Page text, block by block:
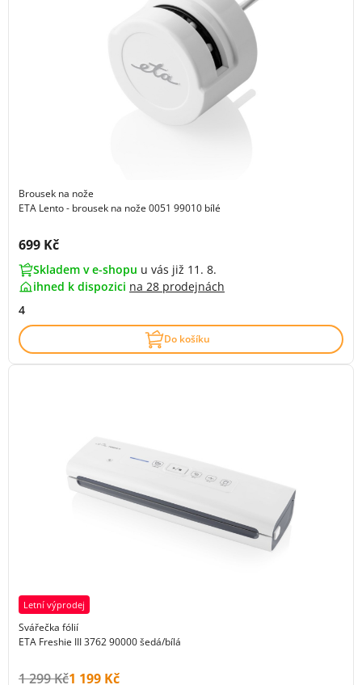
Brousek na nože
ETA Lento - brousek na nože 0051 99010 bílé
Cena s DPH:
699 Kč
Skladem v e-shopu u vás již 11. 8.
ihned k dispozici na 28 prodejnách
4
Do košíku
Letní výprodej
Svářečka fólií
ETA Freshie III 3762 90000 šedá/bílá
Původní cena s DPH:
1 299 KčCena s DPH:
1 199 Kč